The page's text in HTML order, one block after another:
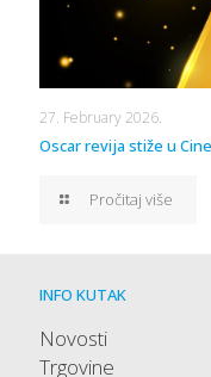
27. February 2026.
Oscar revija stiže u
Pročitaj više
INFO KUTAK
Novosti
Trgovine